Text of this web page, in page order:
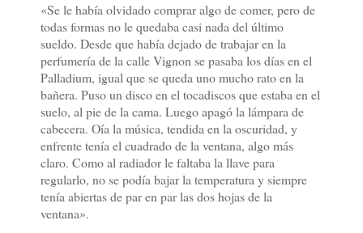
«Se le había olvidado comprar algo de comer, pero de
todas formas no le quedaba casi nada del último
sueldo. Desde que había dejado de trabajar en la
perfumería de la calle Vignon se pasaba los días en el
Palladium, igual que se queda uno mucho rato en la
bañera. Puso un disco en el tocadiscos que estaba en el
suelo, al pie de la cama. Luego apagó la lámpara de
cabecera. Oía la música, tendida en la oscuridad, y
enfrente tenía el cuadrado de la ventana, algo más
claro. Como al radiador le faltaba la llave para
regularlo, no se podía bajar la temperatura y siempre
tenía abiertas de par en par las dos hojas de la
ventana».